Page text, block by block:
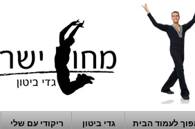
לעמוד הבית גדי ביטון ריקודי עם שלי